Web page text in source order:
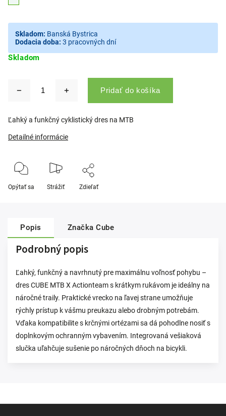
Skladom
Skladom: Banská Bystrica
Dodacia doba: 3 pracovných dní
Pridať do košíka
Ľahký a funkčný cyklistický dres na MTB
Detailné informácie
Opýtať sa Strážiť Zdieľať
Popis Značka Cube
Podrobný popis
Ľahký, funkčný a navrhnutý pre maximálnu voľnosť pohybu –
dres CUBE MTB X Actionteam s krátkym rukávom je ideálny na
náročné traily. Praktické vrecko na ľavej strane umožňuje
rýchly prístup k vášmu preukazu alebo drobným potrebám.
Vďaka kompatibilite s krčnými ortézami sa dá pohodlne nosiť s
doplnkovým ochranným vybavením. Integrovaná vešiaková
slučka uľahčuje sušenie po náročných dňoch na bicykli.